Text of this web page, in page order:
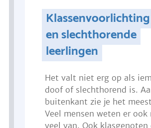
en slechthorende
leerlingen
Het valt niet erg op als
doof of slechthorend is.
buitenkant zie je het
Veel mensen weten er ook
veel van. Ook klasgenoten